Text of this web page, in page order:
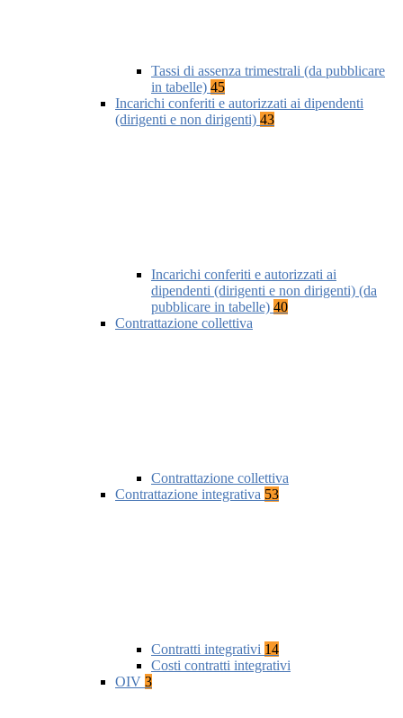
Tassi di assenza trimestrali (da pubblicare
in tabelle) 45
Incarichi conferiti e autorizzati ai dipendenti
(dirigenti e non dirigenti) 43
Incarichi conferiti e autorizzati ai
dipendenti (dirigenti e non dirigenti) (da
pubblicare in tabelle) 40
Contrattazione collettiva
Contrattazione collettiva
Contrattazione integrativa 53
Contratti integrativi 14
Costi contratti integrativi
OIV 3